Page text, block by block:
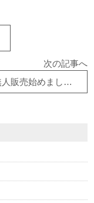
次の記事へ
野菜無人販売始めました。